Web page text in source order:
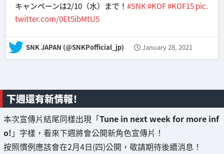
キャンペーンは2/10（水）まで！ #SNK#KOF#KOF15pic.
twitter.com/0Et5ibMtU5
— SNK JAPAN (@SNKPofficial_jp) January 28, 2021
下週還有新情報！
本次宣傳片結尾同樣出現「Tune in next week for more inf
o! 」字樣，看來下週將會公開新角色宣傳片！
按照慣例應該會在2月4日(四)公開，敬請期待後續消息！